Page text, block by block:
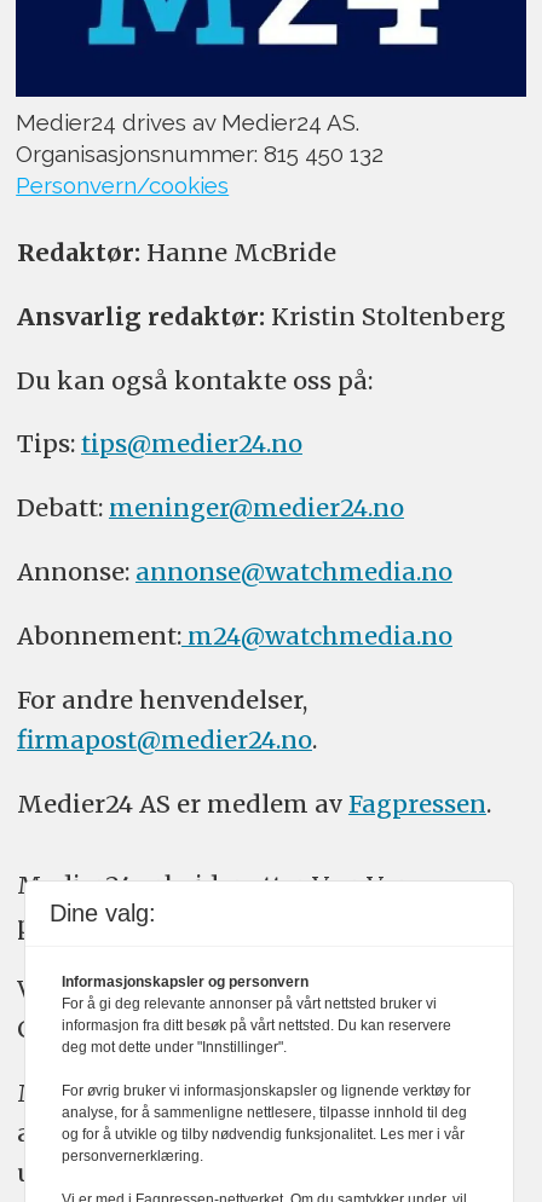
Medier24 drives av Medier24 AS.
Organisasjonsnummer: 815 450 132
Personvern/cookies
Redaktør: Hanne McBride
Ansvarlig redaktør: Kristin Stoltenberg
Du kan også kontakte oss på:
Tips: tips@medier24.no
Debatt: meninger@medier24.no
Annonse: annonse@watchmedia.no
Abonnement:m24@watchmedia.no
For andre henvendelser,
firmapost@medier24.no.
Medier24 AS er medlem av Fagpressen.
Medier24 arbeider etter Vær Varsom-
plakatens regler for god presseskikk.
Vi bruker KI-verktøy som ChatGPT,
Claude, og Gemini i journalistikken vår.
Medier24s redaksjon har alltid det fulle
ansvar for publisert innhold, med eller
uten bruk av kunstig intelligens.
Dine valg:
Informasjonskapsler og personvern
For å gi deg relevante annonser på vårt nettsted bruker vi
informasjon fra ditt besøk på vårt nettsted. Du kan reservere
deg mot dette under "Innstillinger".
For øvrig bruker vi informasjonskapsler og lignende verktøy for
analyse, for å sammenligne nettlesere, tilpasse innhold til deg
og for å utvikle og tilby nødvendig funksjonalitet. Les mer i vår
personvernerklæring.